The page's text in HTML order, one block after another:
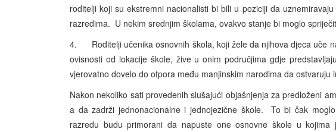
roditelji koji su ekstremni nacionalisti bi bili u poziciji da
razredima. U nekim srednjim školama, ovakvo stanje bi moglo
4. Roditelji učenika osnovnih škola, koji žele da njihova djeca uče
ovisnosti od lokacije škole, žive u onim područjima gdje
vjerovatno dovelo do otpora među manjinskim narodima da ostvaruju
Nakon nekoliko sati provedenih slušajući objašnjenja za predloženi
a da zadrži jednonacionalne i jednojezične škole. To bi čak
razredu budu primorani da napuste one osnovne škole u